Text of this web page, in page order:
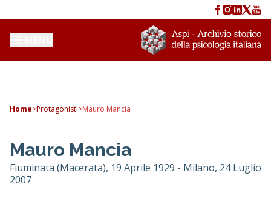
Home>Protagonisti>Mauro Mancia
Mauro Mancia
Fiuminata (Macerata), 19 Aprile 1929 - Milano, 24 Luglio
2007